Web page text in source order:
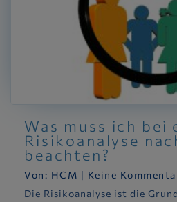
Was muss ich bei
Risikoanalyse
beachten?
Von: HCM | Keine
Die Risikoanalyse ist die